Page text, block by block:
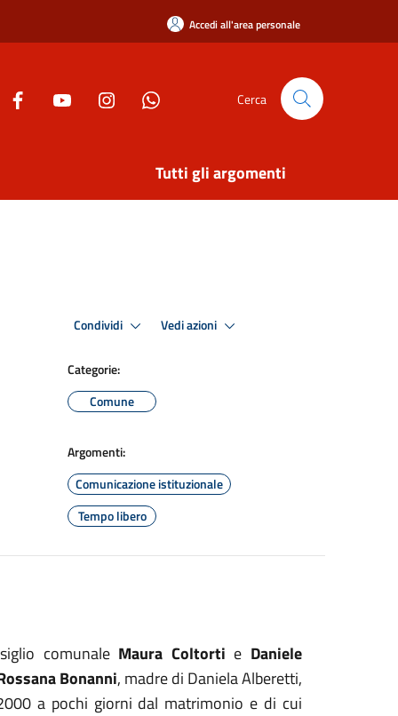
Accedi all'area personale
Cerca
Tutti gli argomenti
Condividi Vedi azioni
Categorie:
Comune
Argomenti:
Comunicazione istituzionale
Tempo libero
comunale Maura Coltorti e Daniele
Bonanni, madre di Daniela Alberetti,
a pochi giorni dal matrimonio e di cui